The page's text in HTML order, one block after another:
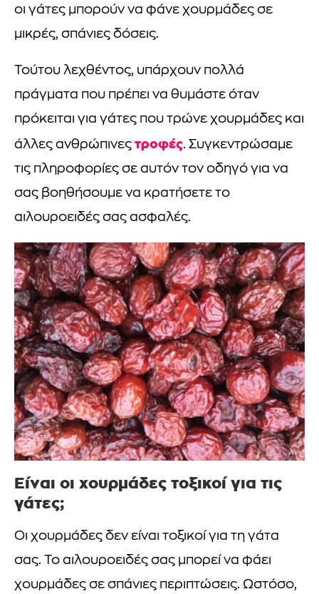
οι γάτες μπορούν να φάνε χουρμάδες σε
μικρές, σπάνιες δόσεις.
Τούτου λεχθέντος, υπάρχουν πολλά
πράγματα που πρέπει να θυμάστε όταν
πρόκειται για γάτες που τρώνε χουρμάδες και
άλλες ανθρώπινες τροφές. Συγκεντρώσαμε
τις πληροφορίες σε αυτόν τον οδηγό για να
σας βοηθήσουμε να κρατήσετε το
αιλουροειδές σας ασφαλές.
Είναι οι χουρμάδες τοξικοί για τις
γάτες;
Οι χουρμάδες δεν είναι τοξικοί για τη γάτα
σας. Το αιλουροειδές σας μπορεί να φάει
χουρμάδες σε σπάνιες περιπτώσεις. Ωστόσο,